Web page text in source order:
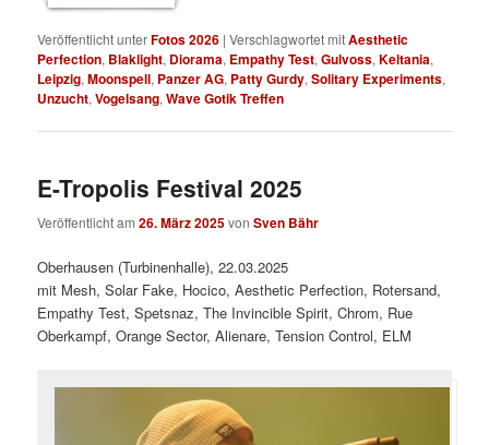
Veröffentlicht unterFotos 2026 |Verschlagwortet mitAesthetic
Perfection, Blaklight, Diorama, Empathy Test,Gulvoss,Keltania,
Leipzig,Moonspell, Panzer AG, Patty Gurdy,Solitary Experiments,
Unzucht,Vogelsang,Wave Gotik Treffen
E-Tropolis Festival 2025
Veröffentlicht am26. März 2025vonSven Bähr
Oberhausen (Turbinenhalle), 22.03.2025
mit Mesh, Solar Fake, Hocico, Aesthetic Perfection, Rotersand,
Empathy Test, Spetsnaz, The Invincible Spirit, Chrom, Rue
Oberkampf, Orange Sector, Alienare, Tension Control, ELM